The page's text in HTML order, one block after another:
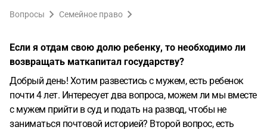
Вопросы Семейное право
Если я отдам свою долю ребенку, то необходимо ли
возвращать маткапитал государству?
Добрый день! Хотим развестись с мужем, есть ребенок
почти 4 лет. Интересует два вопроса, можем ли мы вместе
с мужем прийти в суд и подать на развод, чтобы не
заниматься почтовой историей? Второй вопрос, есть